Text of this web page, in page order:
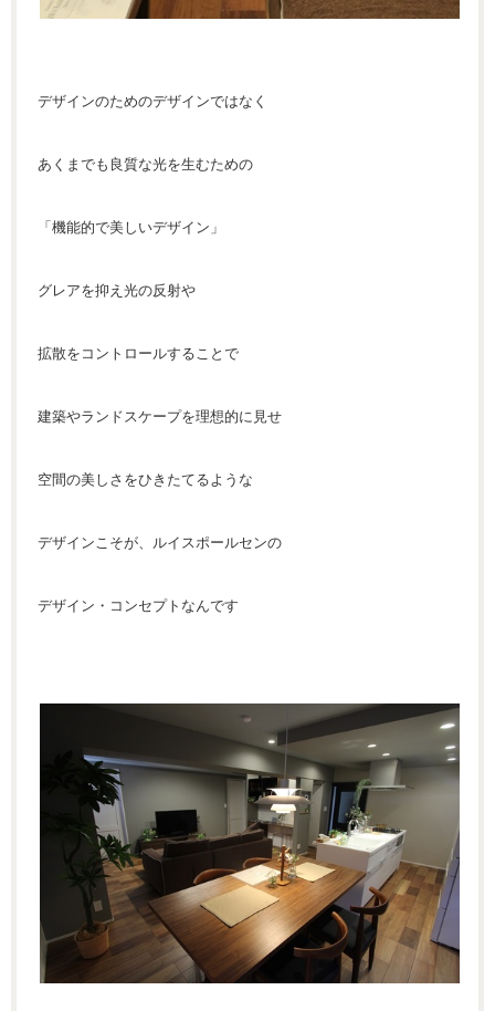
デザインのためのデザインではなく
あくまでも良質な光を生むための
「機能的で美しいデザイン」
グレアを抑え光の反射や
拡散をコントロールすることで
建築やランドスケープを理想的に見せ
空間の美しさをひきたてるような
デザインこそが、ルイスポールセンの
デザイン・コンセプトなんです